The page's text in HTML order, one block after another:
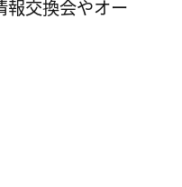
報交換会やオー